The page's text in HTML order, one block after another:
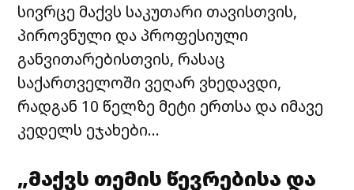
სივრცე მაქვს საკუთარი თავისთვის,
პიროვნული და პროფესიული
განვითარებისთვის, რასაც
საქართველოში ვეღარ ვხედავდი,
რადგან 10 წელზე მეტი ერთსა და იმავე
კედელს ეჯახები…
„მაქვს თემის წევრებისა და